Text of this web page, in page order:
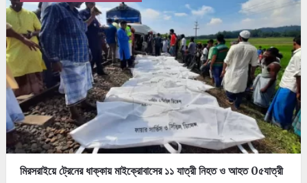
মিরসরাইয়ে ট্রেনের ধাক্কায় মাইক্রোবাসের ১১ যাত্রী নিহত ও আহত 0৫যাত্রী